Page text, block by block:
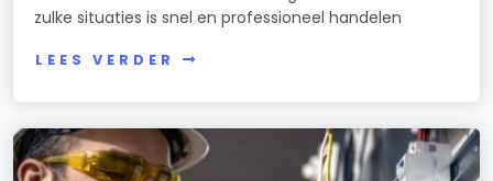
zulke situaties is snel en professioneel handelen
LEES VERDER